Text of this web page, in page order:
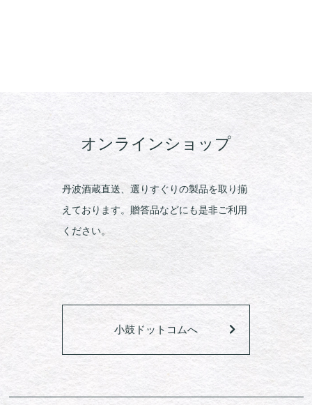
オンラインショップ
丹波酒蔵直送、選りすぐりの製品を取り揃
えております。贈答品などにも是非ご利用
ください。
小鼓ドットコムへ